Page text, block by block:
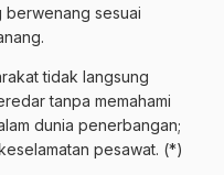
berwenang sesuai
tidak langsung
tanpa memahami
dunia penerbangan;
pesawat. (*)